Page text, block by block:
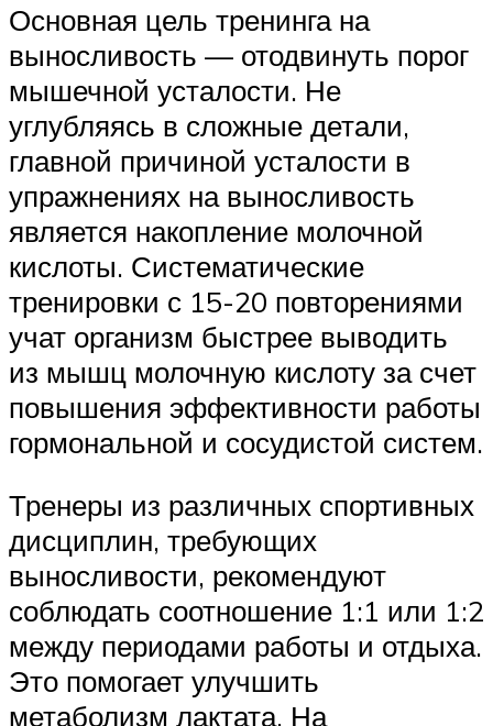
Основная цель тренинга на
выносливость — отодвинуть порог
мышечной усталости. Не
углубляясь в сложные детали,
главной причиной усталости в
упражнениях на выносливость
является накопление молочной
кислоты. Систематические
тренировки с 15-20 повторениями
учат организм быстрее выводить
из мышц молочную кислоту за счет
повышения эффективности работы
гормональной и сосудистой систем.
Тренеры из различных спортивных
дисциплин, требующих
выносливости, рекомендуют
соблюдать соотношение 1:1 или 1:2
между периодами работы и отдыха.
Это помогает улучшить
метаболизм лактата. На